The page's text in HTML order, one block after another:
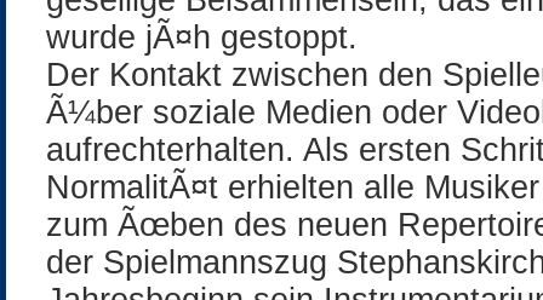
wurde jÃ¤h gestoppt.
Der Kontakt zwischen den
Ã¼ber soziale Medien oder
aufrechterhalten. Als ersten
NormalitÃ¤t erhielten alle
zum Ãœben des neuen
der Spielmannszug